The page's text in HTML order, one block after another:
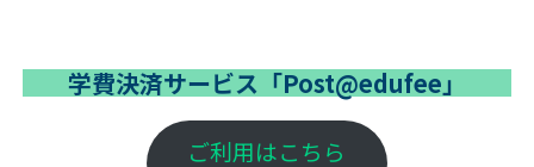
学費決済サービス「Post@edufee」
ご利用はこちら